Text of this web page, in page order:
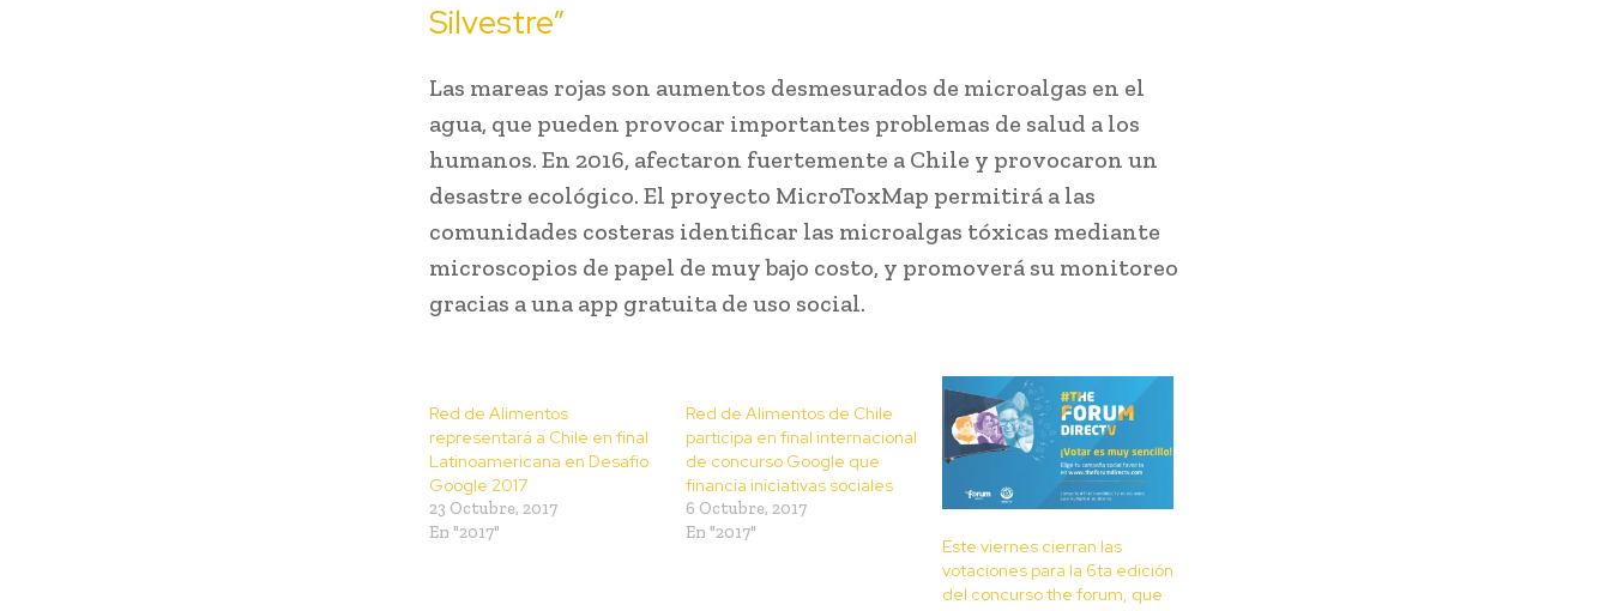
Silvestre”
Las mareas rojas son aumentos desmesurados de microalgas en el
agua, que pueden provocar importantes problemas de salud a los
humanos. En 2016, afectaron fuertemente a Chile y provocaron un
desastre ecológico. El proyecto MicroToxMap permitirá a las
comunidades costeras identificar las microalgas tóxicas mediante
microscopios de papel de muy bajo costo, y promoverá su monitoreo
gracias a una app gratuita de uso social.
Red de Alimentos
representará a Chile en final
Latinoamericana en Desafio
Google 2017
23 Octubre, 2017
En "2017"
Red de Alimentos de Chile
participa en final internacional
de concurso Google que
financia iniciativas sociales
6 Octubre, 2017
En "2017"
Este viernes cierran las
votaciones para la 6ta edición
del concurso the forum, que